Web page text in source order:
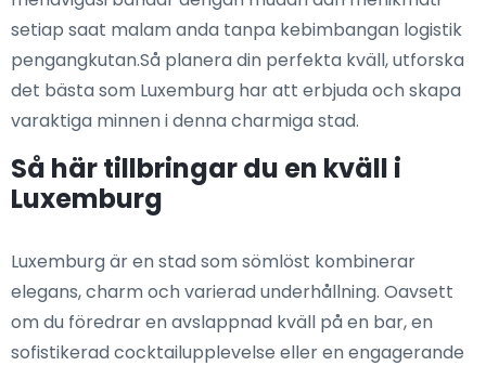
setiap saat malam anda tanpa kebimbangan logistik
pengangkutan.Så planera din perfekta kväll, utforska
det bästa som Luxemburg har att erbjuda och skapa
varaktiga minnen i denna charmiga stad.
Så här tillbringar du en kväll i
Luxemburg
Luxemburg är en stad som sömlöst kombinerar
elegans, charm och varierad underhållning. Oavsett
om du föredrar en avslappnad kväll på en bar, en
sofistikerad cocktailupplevelse eller en engagerande